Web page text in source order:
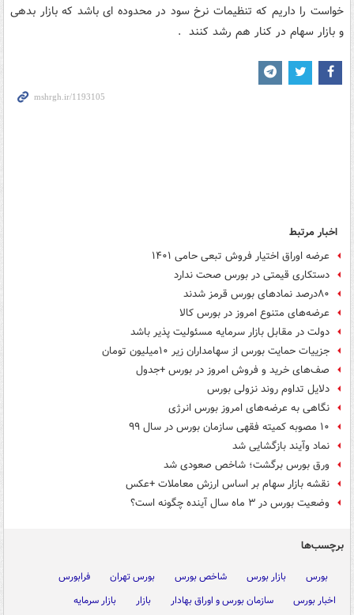
خواست را داریم که تنظیمات نرخ سود در محدوده ای باشد که بازار بدهی
و بازار سهام در کنار هم رشد کنند .
اخبار مرتبط
عرضه اوراق اختیار فروش تبعی حامی ۱۴۰۱
دستکاری قیمتی در بورس صحت ندارد
۸۰درصد نمادهای بورس قرمز شدند
عرضه‌های متنوع امروز در بورس کالا
دولت در مقابل بازار سرمایه مسئولیت پذیر باشد
جزییات حمایت بورس از سهامداران زیر ۱۰میلیون تومان
صف‌های خرید و فروش امروز در بورس +جدول
دلایل تداوم روند نزولی بورس
نگاهی به عرضه‌های امروز بورس انرژی
۱۰ مصوبه کمیته فقهی سازمان بورس در سال ۹۹
نماد وآیند بازگشایی شد
ورق بورس برگشت؛ شاخص صعودی شد
نقشه بازار سهام بر اساس ارزش معاملات +عکس
وضعیت بورس در ۳ ماه سال آینده چگونه است؟
برچسب‌ها
بورس بازار بورس شاخص بورس بورس تهران
فرابورس
اخبار بورس
سازمان بورس و اوراق بهادار بازار
بازار سرمایه